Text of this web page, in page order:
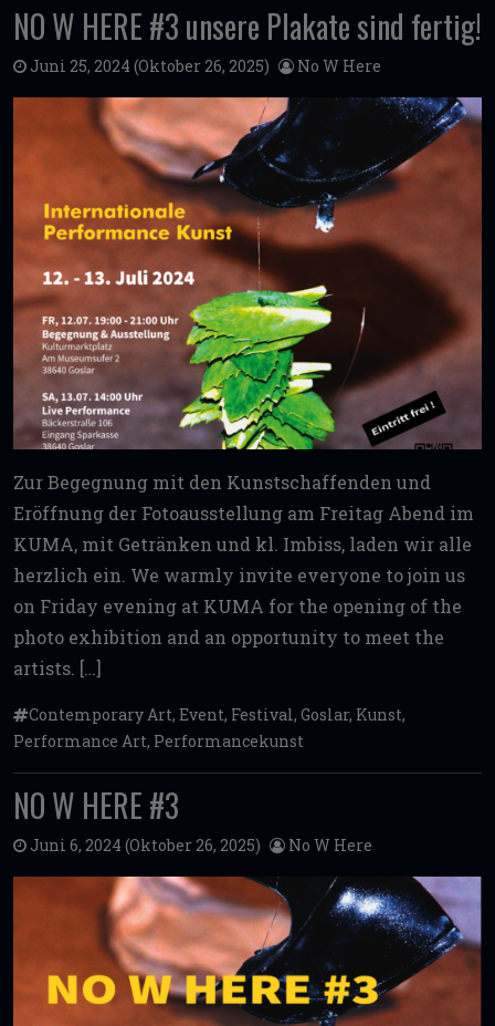
NO W HERE #3 unsere Plakate sind fertig!
Juni 25, 2024 (Oktober 26, 2025) No W Here
Zur Begegnung mit den Kunstschaffenden und
Eröffnung der Fotoausstellung am Freitag Abend im
KUMA, mit Getränken und kl. Imbiss, laden wir alle
herzlich ein. We warmly invite everyone to join us
on Friday evening at KUMA for the opening of the
photo exhibition and an opportunity to meet the
artists. […]
Contemporary Art, Event, Festival, Goslar, Kunst,
Performance Art, Performancekunst
NO W HERE #3
Juni 6, 2024 (Oktober 26, 2025) No W Here